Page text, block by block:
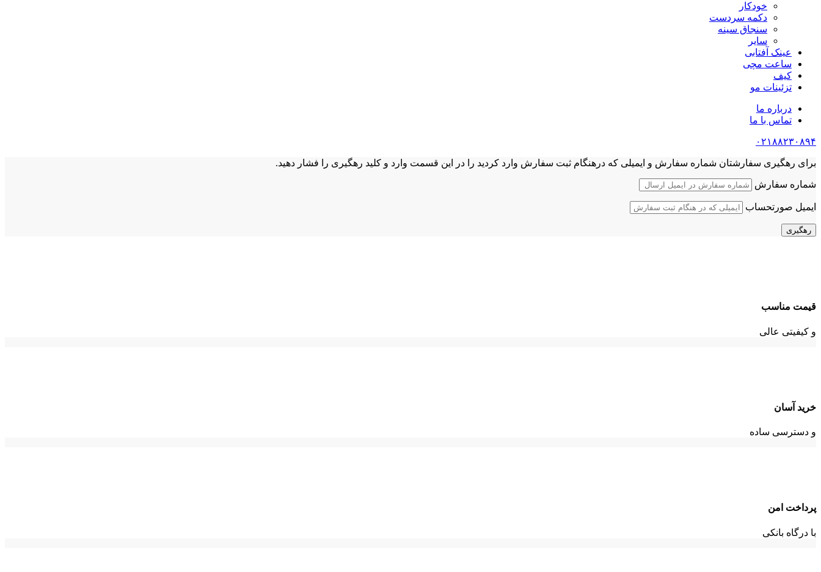
خودکار
دکمه سردست
سنجاق سینه
سایر
عینک آفتابی
ساعت مچی
کیف
تزئینات مو
درباره ما
تماس با ما
۰۲۱۸۸۲۳۰۸۹۴
برای رهگیری سفارشتان شماره سفارش و ایمیلی که درهنگام ثبت سفارش وارد کردید را در این قسمت وارد و کلید رهگیری را فشار دهید.
شماره سفارش
ایمیل صورتحساب
رهگیری
قیمت مناسب
و کیفیتی عالی
خرید آسان
و دسترسی ساده
پرداخت امن
با درگاه بانکی